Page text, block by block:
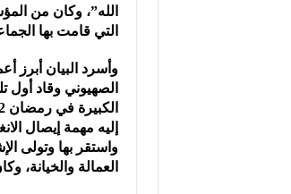
الله”، وكان من
التي قامت بها
وأسرد البيان أبرز
الصهيوني وقاد أول
إليه مهمة إيصال
واستقر بها وتولى
العمالة والخيانة،